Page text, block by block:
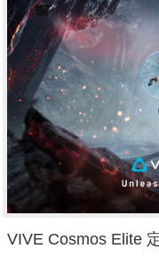
VIVE Cosmos Elite